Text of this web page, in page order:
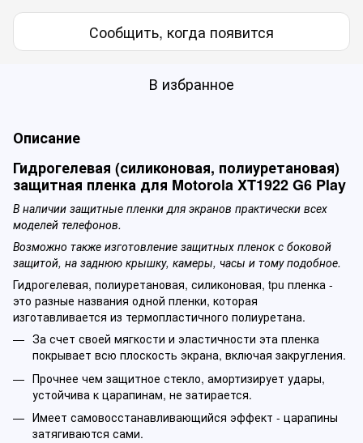
Сообщить, когда появится
В избранное
Описание
Гидрогелевая (силиконовая, полиуретановая)
защитная пленка для Motorola XT1922 G6 Play
В наличии защитные пленки для экранов практически всех
моделей телефонов.
Возможно также изготовление защитных пленок с боковой
защитой, на заднюю крышку, камеры, часы и тому подобное.
Гидрогелевая, полиуретановая, силиконовая, tpu пленка -
это разные названия одной пленки, которая
изготавливается из термопластичного полиуретана.
За счет своей мягкости и эластичности эта пленка
покрывает всю плоскость экрана, включая закругления.
Прочнее чем защитное стекло, амортизирует удары,
устойчива к царапинам, не затирается.
Имеет самовосстанавливающийся эффект - царапины
затягиваются сами.